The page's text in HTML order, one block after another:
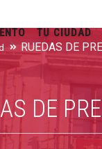
TU CIUDAD
DE